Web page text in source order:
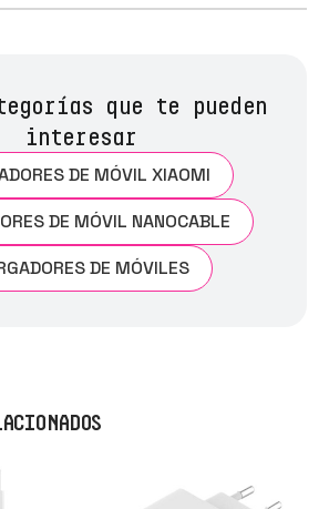
que te pueden
interesar
DE MÓVIL XIAOMI
DE MÓVIL NANOCABLE
DE MÓVILES